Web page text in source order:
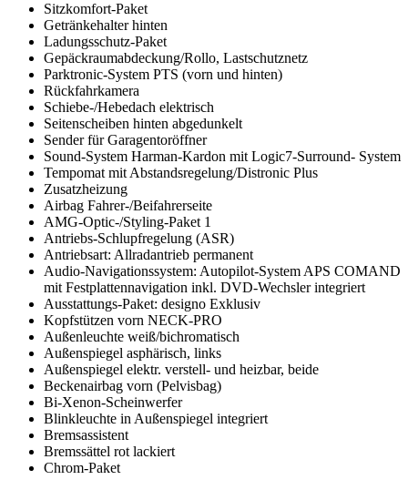
Sitzkomfort-Paket
Getränkehalter hinten
Ladungsschutz-Paket
Gepäckraumabdeckung/Rollo, Lastschutznetz
Parktronic-System PTS (vorn und hinten)
Rückfahrkamera
Schiebe-/Hebedach elektrisch
Seitenscheiben hinten abgedunkelt
Sender für Garagentoröffner
Sound-System Harman-Kardon mit Logic7-Surround- System
Tempomat mit Abstandsregelung/Distronic Plus
Zusatzheizung
Airbag Fahrer-/Beifahrerseite
AMG-Optic-/Styling-Paket 1
Antriebs-Schlupfregelung (ASR)
Antriebsart: Allradantrieb permanent
Audio-Navigationssystem: Autopilot-System APS COMAND
mit Festplattennavigation inkl. DVD-Wechsler integriert
Ausstattungs-Paket: designo Exklusiv
Kopfstützen vorn NECK-PRO
Außenleuchte weiß/bichromatisch
Außenspiegel asphärisch, links
Außenspiegel elektr. verstell- und heizbar, beide
Beckenairbag vorn (Pelvisbag)
Bi-Xenon-Scheinwerfer
Blinkleuchte in Außenspiegel integriert
Bremsassistent
Bremssättel rot lackiert
Chrom-Paket